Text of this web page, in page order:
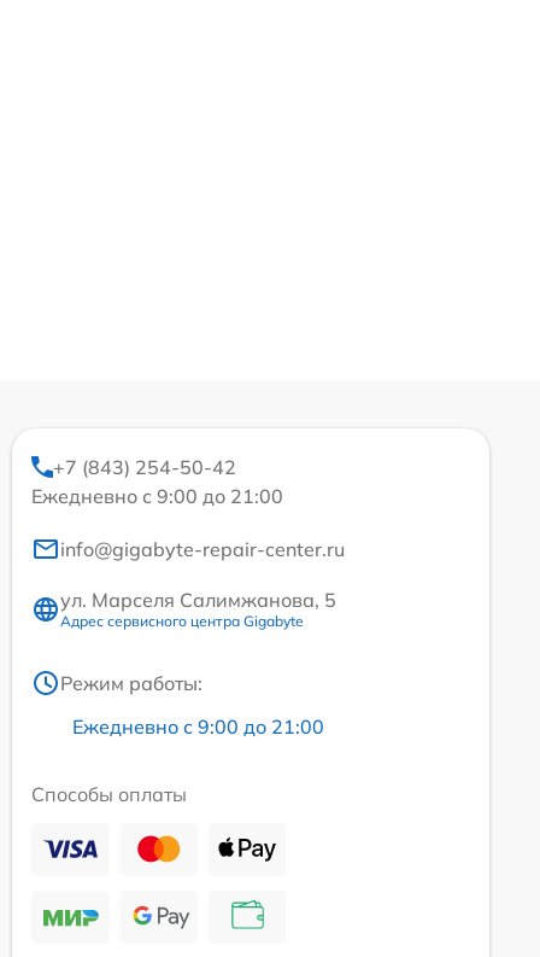
+7 (843) 254-50-42
Ежедневно с 9:00 до 21:00
info@gigabyte-repair-center.ru
ул. Марселя Салимжанова, 5
Адрес сервисного центра Gigabyte
Режим работы:
Ежедневно с 9:00 до 21:00
Способы оплаты